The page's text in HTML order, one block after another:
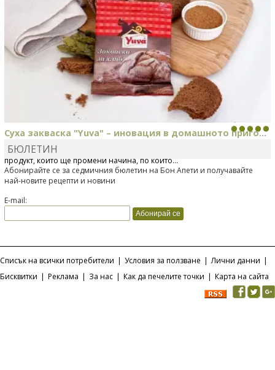
Суха закваска "Yuva" – иновация в домашното приго...
Отскоро Лесафр България стартира предлагането на изцяло нов
продукт, който ще промени начина, по който...
БЮЛЕТИН
Абонирайте се за седмичния бюлетин на Бон Апети и получавайте
най-новите рецепти и новини
E-mail:
Списък на всички потребители | Условия за ползване | Лични данни |
Бисквитки | Реклама | За нас | Как да печелите точки | Карта на сайта